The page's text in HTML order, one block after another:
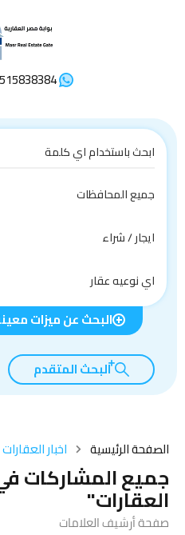
جميع المحافظات
ايجار / شراء
اي نوعيه عقار
البحث عن ميزات
البحث المتقدم
الصفحة الرئيسية اخبار العقارات
جميع المشاركات
العقارات"
صفحة أرشيف العلامات